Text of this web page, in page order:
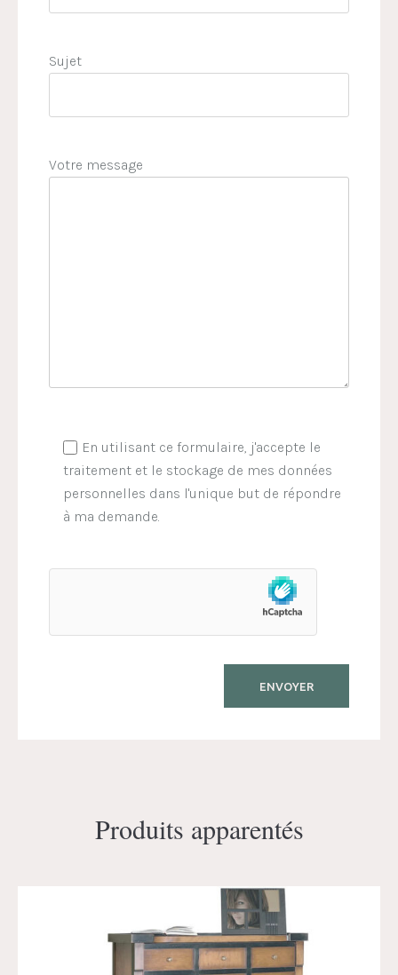
Sujet
Votre message
En utilisant ce formulaire, j'accepte le
traitement et le stockage de mes données
personnelles dans l'unique but de répondre
à ma demande.
Produits apparentés